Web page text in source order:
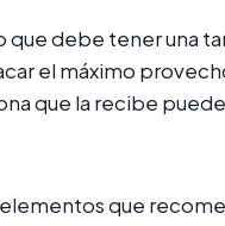
que debe tener una
el máximo
que la recibe
que